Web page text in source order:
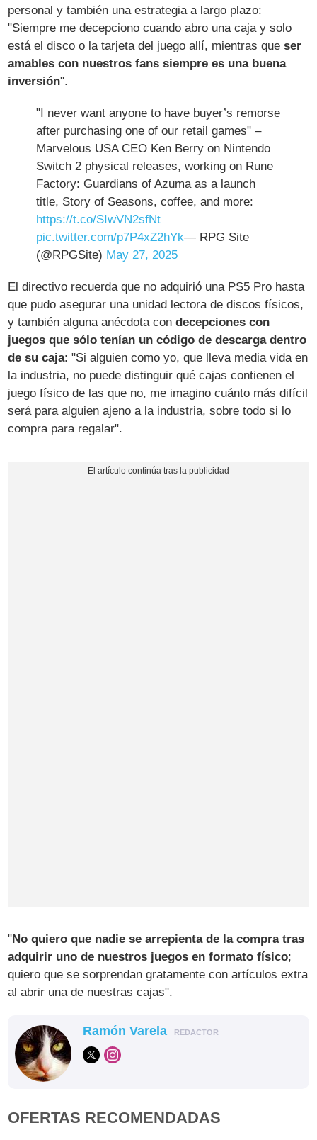
personal y también una estrategia a largo plazo:
"Siempre me decepciono cuando abro una caja y solo
está el disco o la tarjeta del juego allí, mientras queser
amables con nuestros fans siempre es una buena
inversión".
"I never want anyone to have buyer’s remorse
after purchasing one of our retail games" –
Marvelous USA CEO Ken Berry on Nintendo
Switch 2 physical releases, working on Rune
Factory: Guardians of Azuma as a launch
title, Story of Seasons, coffee, and more:
https://t.co/SIwVN2sfNt
pic.twitter.com/p7P4xZ2hYk— RPG Site
(@RPGSite) May 27, 2025
El directivo recuerda que no adquirió una PS5 Pro hasta
que pudo asegurar una unidad lectora de discos físicos,
y también alguna anécdota condecepciones con
juegos que sólo tenían un código de descarga dentro
de su caja: "Si alguien como yo, que lleva media vida en
la industria, no puede distinguir qué cajas contienen el
juego físico de las que no, me imagino cuánto más difícil
será para alguien ajeno a la industria, sobre todo si lo
compra para regalar".
"No quiero que nadie se arrepienta de la compra tras
adquirir uno de nuestros juegos en formato físico;
quiero que se sorprendan gratamente con artículos extra
al abrir una de nuestras cajas".
Ramón Varela REDACTOR
OFERTAS RECOMENDADAS